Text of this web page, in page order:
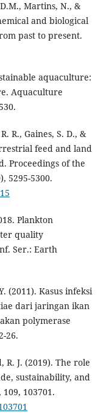
Martins, N., &
and biological
past to present.
aquaculture:
Aquaculture
R., Gaines, S. D., &
feed and land
Proceedings of the
5295-5300.
Plankton
quality
Ser.: Earth
(2011). Kasus infeksi
dari jaringan ikan
polymerase
26.
J. (2019). The role
sustainability, and
103701.